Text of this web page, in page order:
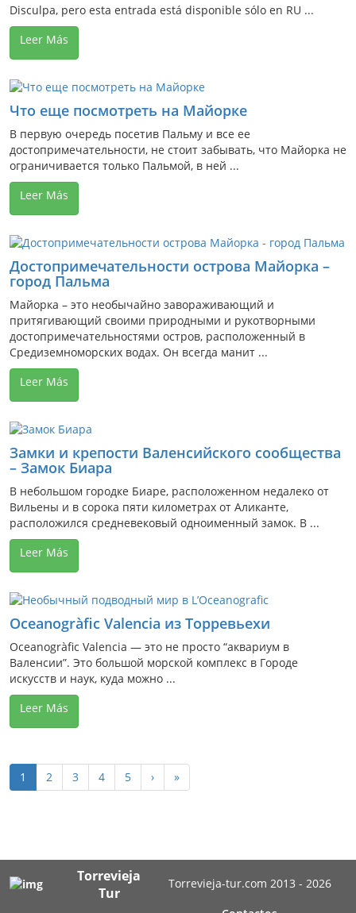
Disculpa, pero esta entrada está disponible sólo en RU ...
Leer Más
Что еще посмотреть на Майорке
В первую очередь посетив Пальму и все ее
достопримечательности, не стоит забывать, что Майорка не
ограничивается только Пальмой, в ней ...
Leer Más
Достопримечательности острова Майорка –
город Пальма
Майорка – это необычайно завораживающий и
притягивающий своими природными и рукотворными
достопримечательностями остров, расположенный в
Средиземноморских водах. Он всегда манит ...
Leer Más
Замки и крепости Валенсийского сообщества
– Замок Биара
В небольшом городке Биаре, расположенном недалеко от
Вильены и в сорока пяти километрах от Аликанте,
расположился средневековый одноименный замок. В ...
Leer Más
Oceanogràfic Valencia из Торревьехи
Oceanogràfic Valencia — это не просто “аквариум в
Валенсии”. Это большой морской комплекс в Городе
искусств и наук, куда можно ...
Leer Más
1 2 3 4 5 › »
Torrevieja
Tur
Torrevieja-tur.com 2013 - 2026